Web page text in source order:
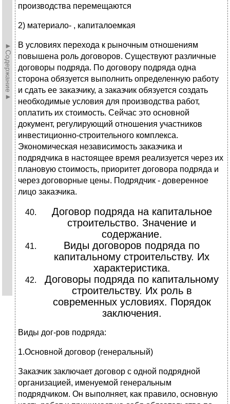
►Содержание►
производства перемещаются
2) материало- , капиталоемкая
В условиях перехода к рыночным отношениям
повышена роль договоров. Существуют различные
договоры подряда. По договору подряда одна
сторона обязуется выполнить определенную работу
и сдать ее заказчику, а заказчик обязуется создать
необходимые условия для производства работ,
оплатить их стоимость. Сейчас это основной
документ, регулирующий отношения участников
инвестиционно-строительного комплекса.
Экономическая независимость заказчика и
подрядчика в настоящее время реализуется через их
плановую стоимость, приоритет договора подряда и
через договорные цены. Подрядчик - доверенное
лицо заказчика.
Договор подряда на капитальное
строительство. Значение и
содержание.
Виды договоров подряда по
капитальному строительству. Их
характеристика.
Договоры подряда по капитальному
строительству. Их роль в
современных условиях. Порядок
заключения.
Виды дог-ров подряда:
1.Основной договор (генеральный)
Заказчик заключает договор с одной подрядной
организацией, именуемой генеральным
подрядчиком. Он выполняет, как правило, основную